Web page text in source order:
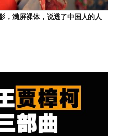
，满屏裸体，说透了中国人的人